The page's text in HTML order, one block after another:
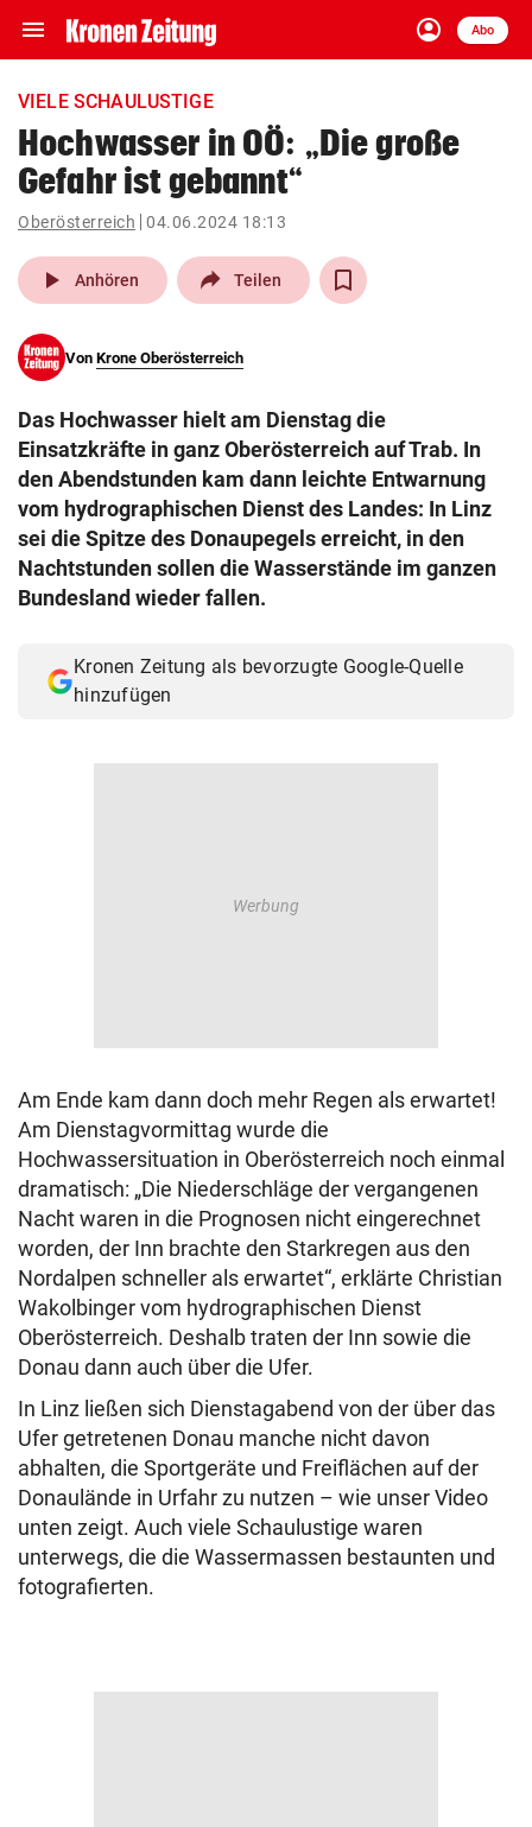
menu Navigation
ein-/ausklappen
account_circle
Anmelden
Abo
close Schließen
account_circle Anmelden
pin_drop
Wien arrow_right
search
eingeben
© Krone Multimedia GmbH & Co KG 2026
Muthgasse 2, 1190 Wien
VIELE SCHAULUSTIGE
Hochwasser in OÖ: „Die große
Gefahr ist gebannt“
Oberösterreich 04.06.2024 18:13
play_arrow Anhören Teilen
Von Krone Oberösterreich
Das Hochwasser hielt am Dienstag die
Einsatzkräfte in ganz Oberösterreich auf Trab. In
den Abendstunden kam dann leichte Entwarnung
vom hydrographischen Dienst des Landes: In Linz
sei die Spitze des Donaupegels erreicht, in den
Nachtstunden sollen die Wasserstände im ganzen
Bundesland wieder fallen.
Kronen Zeitung als bevorzugte Google-Quelle
hinzufügen
Am Ende kam dann doch mehr Regen als erwartet!
Am Dienstagvormittag wurde die
Hochwassersituation in Oberösterreich noch einmal
dramatisch: „Die Niederschläge der vergangenen
Nacht waren in die Prognosen nicht eingerechnet
worden, der Inn brachte den Starkregen aus den
Nordalpen schneller als erwartet“, erklärte Christian
Wakolbinger vom hydrographischen Dienst
Oberösterreich. Deshalb traten der Inn sowie die
Donau dann auch über die Ufer.
In Linz ließen sich Dienstagabend von der über das
Ufer getretenen Donau manche nicht davon
abhalten, die Sportgeräte und Freiflächen auf der
Donaulände in Urfahr zu nutzen – wie unser Video
unten zeigt. Auch viele Schaulustige waren
unterwegs, die die Wassermassen bestaunten und
fotografierten.